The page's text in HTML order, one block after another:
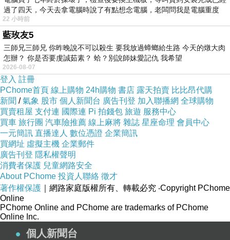
從它們所描述故事的長度？從刻劃人物的深度？
從情節的節奏？從投入科技的新舊？從投入資源
的多募？從作品的藝術性？從民族、人種創意的
DNA？
「根本不能比較，因為她們所用的是不同的媒體
呀！」
那麼用同為改篇的電腦動畫與真人電影比較呢？
真人做到的飆車場面，電腦動畫早已做到了；而
且諷刺的是，或許做得更「迫真」、更刺激、更
多元化、更令人容易白賽車箇中的勝負關鍵。真
人做到的人物刻畫，動畫做得更好，沒有NG的危
過了四天，今天去拿電腦時說了有點想念電腦，老闆問我是電腦重度
22 小時前
藍玫友5
三師兄三師兄 你昨晚說不可以殺生 要我放過蟑螂給生路 今天的燉大肉
怎辦？ 你是否要虔誠茹素？ 蛤？別說師妹愛記仇 我希望
2026-08-07
登入 註冊
PChome首頁 線上購物 24h購物 書店 露天拍賣 比比昂代購
新聞 /氣象 股市 個人新聞台 廣告刊登 加入聯播網 全球購物
買賣租屋 支付連 國際連 Pi 拍錢包 旅遊 服務中心
買車 旅行團 汽車險推薦 線上麻將 雜誌 星座命理 會員中心
一元簡訊 直播達人 數位憑證 企業簡訊
買網址 虛擬主機 企業郵件
廣告刊登 隱私權聲明
消費者保護 兒童網路安全
About PChome 投資人聯絡 徵才
著作權保護 ｜網路家庭版權所有、轉載必究 ‧Copyright PChome
Online
PChome Online and PChome are trademarks of PChome
Online Inc.
個人新聞台